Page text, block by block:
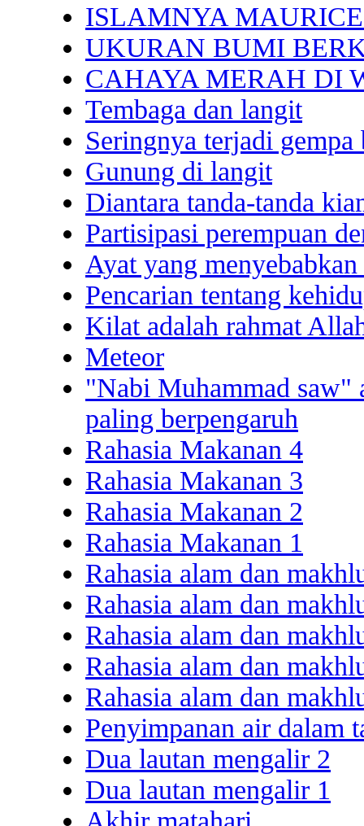
ISLAMNYA
UKURAN BUMI
CAHAYA MERAH DI
Tembaga dan langit
Seringnya terjadi gempa
Gunung di langit
Diantara tanda-tanda
Partisipasi perempuan
Ayat yang
Pencarian tentang
Kilat adalah rahmat
Meteor
"Nabi Muhammad saw"
paling berpengaruh
Rahasia Makanan 4
Rahasia Makanan 3
Rahasia Makanan 2
Rahasia Makanan 1
Rahasia alam dan
Rahasia alam dan
Rahasia alam dan
Rahasia alam dan
Rahasia alam dan
Penyimpanan air dalam
Dua lautan mengalir 2
Dua lautan mengalir 1